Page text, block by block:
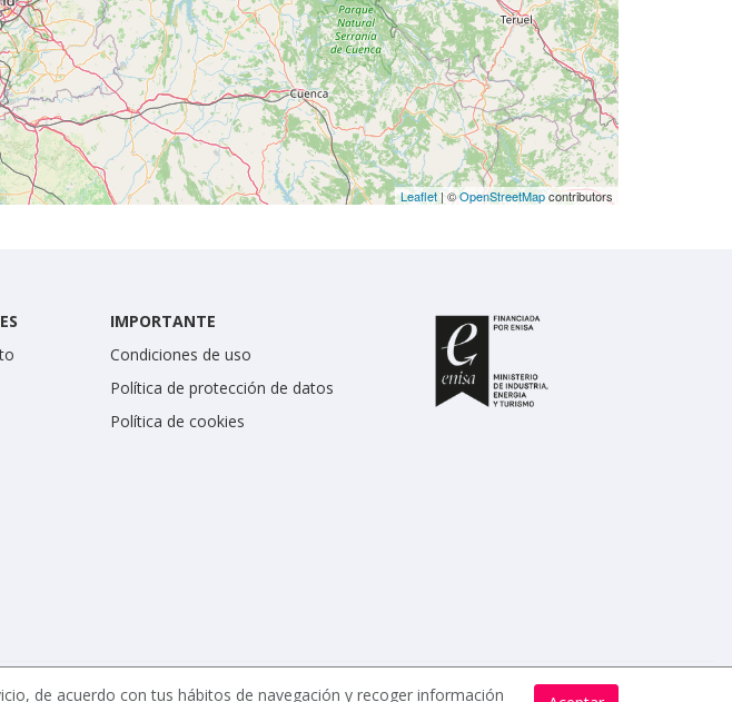
Leaflet | ©OpenStreetMapcontributors
IMPORTANTE
Condiciones de uso
Política de protección de datos
Política de cookies
de acuerdo con tus hábitos de navegación y recoger información